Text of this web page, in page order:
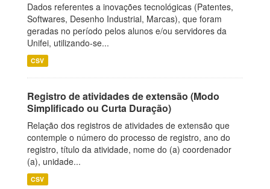
Dados referentes a inovações tecnológicas (Patentes,
Softwares, Desenho Industrial, Marcas), que foram
geradas no período pelos alunos e/ou servidores da
Unifei, utilizando-se...
CSV
Registro de atividades de extensão (Modo
Simplificado ou Curta Duração)
Relação dos registros de atividades de extensão que
contemple o número do processo de registro, ano do
registro, título da atividade, nome do (a) coordenador
(a), unidade...
CSV